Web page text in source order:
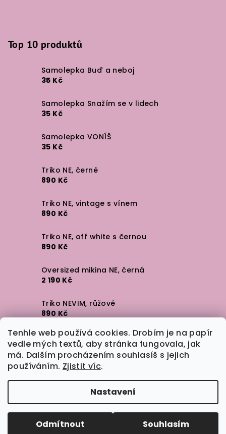
Tenhle web používá cookies. Drobím je na papír
vedle mých textů, aby stránka fungovala, jak
má. Dalším procházením souhlasíš s jejich
používáním. Zjistit víc.
Nastavení
Odmítnout Souhlasím
Top 10 produktů
Samolepka Buď a neboj
35 Kč
Samolepka Snažím se v lidech
35 Kč
Samolepka VONÍŠ
35 Kč
Triko NE, černé
890 Kč
Triko NE, vintage s vínem
890 Kč
Triko NE, off white s černou
890 Kč
Oversized mikina NE, černá
2 190 Kč
Triko NEVIM, růžové
890 Kč
Triko NEVIM, off white
890 Kč
Triko NEVIM, černé
890 Kč
Upravit nastavení cookies